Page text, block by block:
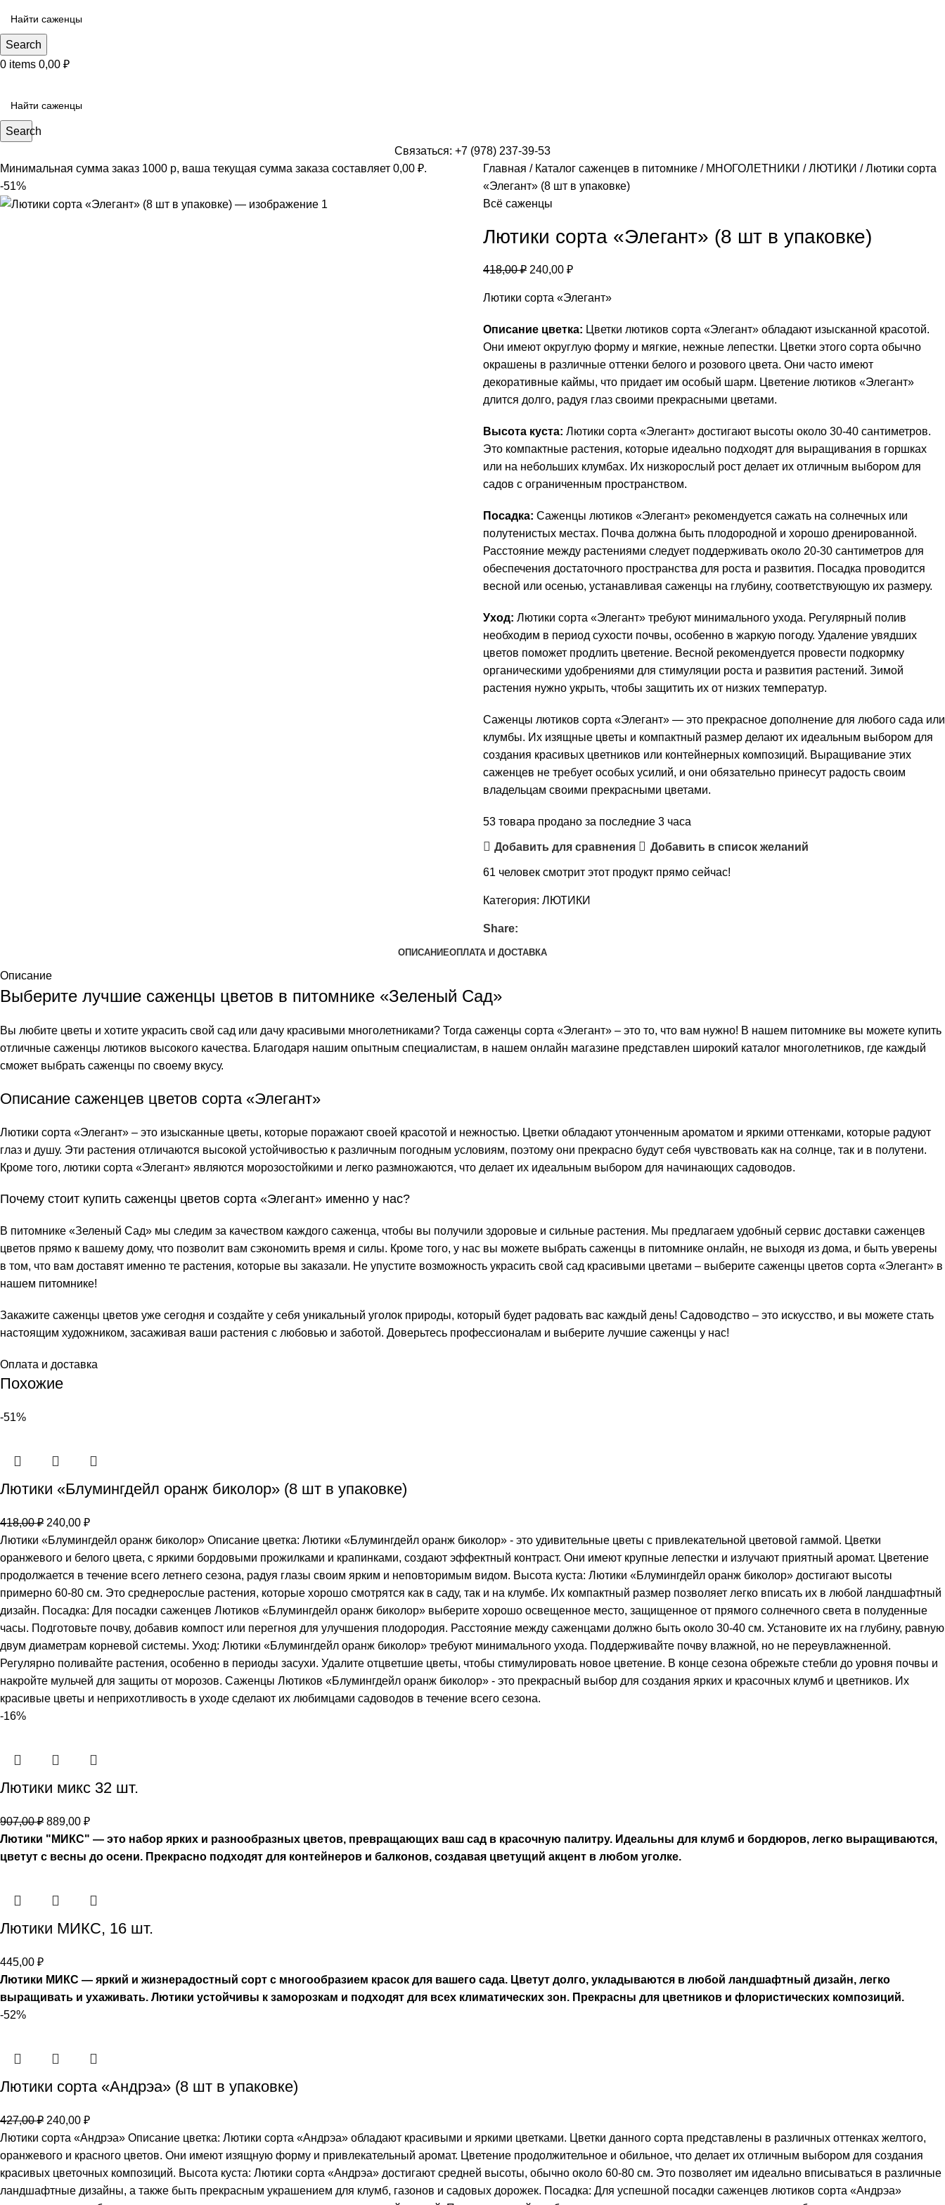
Search
0 items 0,00 ₽
Search
Связаться: +7 (978) 237-39-53
Минимальная сумма заказ 1000 р, ваша текущая сумма заказа составляет 0,00 ₽.
-51%
Главная Каталог саженцев в питомнике МНОГОЛЕТНИКИ ЛЮТИКИ
Лютики сорта
«Элегант» (8 шт в упаковке)
Всё саженцы
Лютики сорта «Элегант» (8 шт в упаковке)
418,00₽ 240,00 ₽
Лютики сорта «Элегант»
Описание цветка: Цветки лютиков сорта «Элегант» обладают изысканной красотой.
Они имеют округлую форму и мягкие, нежные лепестки. Цветки этого сорта обычно
окрашены в различные оттенки белого и розового цвета. Они часто имеют
декоративные каймы, что придает им особый шарм. Цветение лютиков «Элегант»
длится долго, радуя глаз своими прекрасными цветами.
Высота куста: Лютики сорта «Элегант» достигают высоты около 30-40 сантиметров.
Это компактные растения, которые идеально подходят для выращивания в горшках
или на небольших клумбах. Их низкорослый рост делает их отличным выбором для
садов с ограниченным пространством.
Посадка: Саженцы лютиков «Элегант» рекомендуется сажать на солнечных или
полутенистых местах. Почва должна быть плодородной и хорошо дренированной.
Расстояние между растениями следует поддерживать около 20-30 сантиметров для
обеспечения достаточного пространства для роста и развития. Посадка проводится
весной или осенью, устанавливая саженцы на глубину, соответствующую их размеру.
Уход: Лютики сорта «Элегант» требуют минимального ухода. Регулярный полив
необходим в период сухости почвы, особенно в жаркую погоду. Удаление увядших
цветов поможет продлить цветение. Весной рекомендуется провести подкормку
органическими удобрениями для стимуляции роста и развития растений. Зимой
растения нужно укрыть, чтобы защитить их от низких температур.
Саженцы лютиков сорта «Элегант» — это прекрасное дополнение для любого сада или
клумбы. Их изящные цветы и компактный размер делают их идеальным выбором для
создания красивых цветников или контейнерных композиций. Выращивание этих
саженцев не требует особых усилий, и они обязательно принесут радость своим
владельцам своими прекрасными цветами.
53 товара продано за последние 3 часа
Добавить для сравнения Добавить в список желаний
61 человек смотрит этот продукт прямо сейчас!
Категория: ЛЮТИКИ
Share:
ОПИСАНИЕОПЛАТА И ДОСТАВКА
Описание
Выберите лучшие саженцы цветов в питомнике «Зеленый Сад»
Вы любите цветы и хотите украсить свой сад или дачу красивыми многолетниками? Тогда саженцы сорта «Элегант» – это то, что вам нужно! В нашем питомнике вы можете купить
отличные саженцы лютиков высокого качества. Благодаря нашим опытным специалистам, в нашем онлайн магазине представлен широкий каталог многолетников, где каждый
сможет выбрать саженцы по своему вкусу.
Описание саженцев цветов сорта «Элегант»
Лютики сорта «Элегант» – это изысканные цветы, которые поражают своей красотой и нежностью. Цветки обладают утонченным ароматом и яркими оттенками, которые радуют
глаз и душу. Эти растения отличаются высокой устойчивостью к различным погодным условиям, поэтому они прекрасно будут себя чувствовать как на солнце, так и в полутени.
Кроме того, лютики сорта «Элегант» являются морозостойкими и легко размножаются, что делает их идеальным выбором для начинающих садоводов.
Почему стоит купить саженцы цветов сорта «Элегант» именно у нас?
В питомнике «Зеленый Сад» мы следим за качеством каждого саженца, чтобы вы получили здоровые и сильные растения. Мы предлагаем удобный сервис доставки саженцев
цветов прямо к вашему дому, что позволит вам сэкономить время и силы. Кроме того, у нас вы можете выбрать саженцы в питомнике онлайн, не выходя из дома, и быть уверены
в том, что вам доставят именно те растения, которые вы заказали. Не упустите возможность украсить свой сад красивыми цветами – выберите саженцы цветов сорта «Элегант» в
нашем питомнике!
Закажите саженцы цветов уже сегодня и создайте у себя уникальный уголок природы, который будет радовать вас каждый день! Садоводство – это искусство, и вы можете стать
настоящим художником, засаживая ваши растения с любовью и заботой. Доверьтесь профессионалам и выберите лучшие саженцы у нас!
Оплата и доставка
Похожие
-51%
Лютики «Блумингдейл оранж биколор» (8 шт в упаковке)
418,00₽ 240,00 ₽
Лютики «Блумингдейл оранж биколор» Описание цветка: Лютики «Блумингдейл оранж биколор» - это удивительные цветы с привлекательной цветовой гаммой. Цветки
оранжевого и белого цвета, с яркими бордовыми прожилками и крапинками, создают эффектный контраст. Они имеют крупные лепестки и излучают приятный аромат. Цветение
продолжается в течение всего летнего сезона, радуя глазы своим ярким и неповторимым видом. Высота куста: Лютики «Блумингдейл оранж биколор» достигают высоты
примерно 60-80 см. Это среднерослые растения, которые хорошо смотрятся как в саду, так и на клумбе. Их компактный размер позволяет легко вписать их в любой ландшафтный
дизайн. Посадка: Для посадки саженцев Лютиков «Блумингдейл оранж биколор» выберите хорошо освещенное место, защищенное от прямого солнечного света в полуденные
часы. Подготовьте почву, добавив компост или перегноя для улучшения плодородия. Расстояние между саженцами должно быть около 30-40 см. Установите их на глубину, равную
двум диаметрам корневой системы. Уход: Лютики «Блумингдейл оранж биколор» требуют минимального ухода. Поддерживайте почву влажной, но не переувлажненной.
Регулярно поливайте растения, особенно в периоды засухи. Удалите отцветшие цветы, чтобы стимулировать новое цветение. В конце сезона обрежьте стебли до уровня почвы и
накройте мульчей для защиты от морозов. Саженцы Лютиков «Блумингдейл оранж биколор» - это прекрасный выбор для создания ярких и красочных клумб и цветников. Их
красивые цветы и неприхотливость в уходе сделают их любимцами садоводов в течение всего сезона.
-16%
Лютики микс 32 шт.
907,00₽ 889,00 ₽
Лютики "МИКС" — это набор ярких и разнообразных цветов, превращающих ваш сад в красочную палитру. Идеальны для клумб и бордюров, легко выращиваются,
цветут с весны до осени. Прекрасно подходят для контейнеров и балконов, создавая цветущий акцент в любом уголке.
Лютики МИКС, 16 шт.
445,00 ₽
Лютики МИКС — яркий и жизнерадостный сорт с многообразием красок для вашего сада. Цветут долго, укладываются в любой ландшафтный дизайн, легко
выращивать и ухаживать. Лютики устойчивы к заморозкам и подходят для всех климатических зон. Прекрасны для цветников и флористических композиций.
-52%
Лютики сорта «Андрэа» (8 шт в упаковке)
427,00₽ 240,00 ₽
Лютики сорта «Андрэа» Описание цветка: Лютики сорта «Андрэа» обладают красивыми и яркими цветками. Цветки данного сорта представлены в различных оттенках желтого,
оранжевого и красного цветов. Они имеют изящную форму и привлекательный аромат. Цветение продолжительное и обильное, что делает их отличным выбором для создания
красивых цветочных композиций. Высота куста: Лютики сорта «Андрэа» достигают средней высоты, обычно около 60-80 см. Это позволяет им идеально вписываться в различные
ландшафтные дизайны, а также быть прекрасным украшением для клумб, газонов и садовых дорожек. Посадка: Для успешной посадки саженцев лютиков сорта «Андрэа»